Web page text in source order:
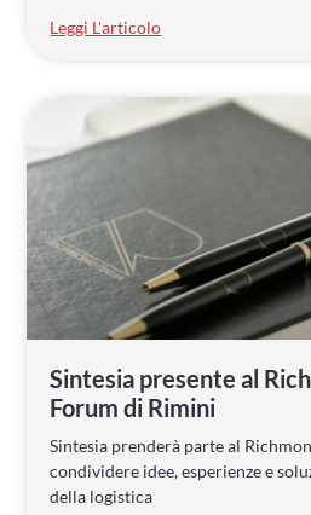
Leggi L'articolo
Sintesia presente al
Forum di Rimini
Sintesia prenderà parte al
condividere idee, esperienze e
della logistica